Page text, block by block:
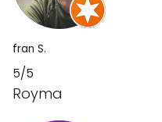
fran S.
5/5
Royma